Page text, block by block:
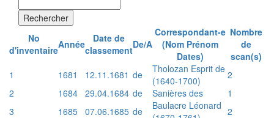
Rechercher
No
d'inventaireAnnée
Date de
classementDe/A
Correspondant-e
(Nom Prénom
Dates)
Nombre
de
scan(s)
1
1681 12.11.1681 de
Tholozan Esprit de
(1640-1700)
2
2
1684 29.04.1684 de Sanières des
1
3
1685 07.06.1685 de
Baulacre Léonard 2